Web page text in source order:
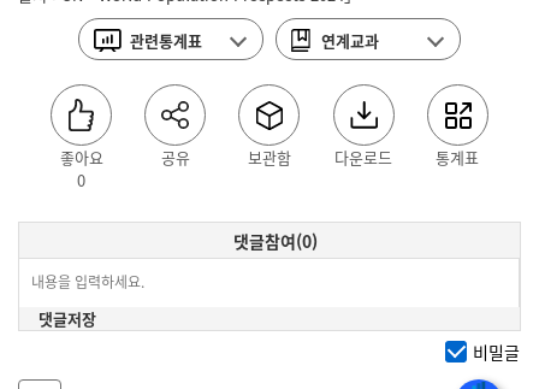
관련통계표
관련통계표 닫기
연계교과
비상교육 : 중등 사회2
128p
천재교과서 : 중등
사회과부도 70p
사회과부도 67p
연계교과 닫기
좋아요
0
공유 보관함 다운로드 통계표
댓글참여(0)
비밀글
댓글저장